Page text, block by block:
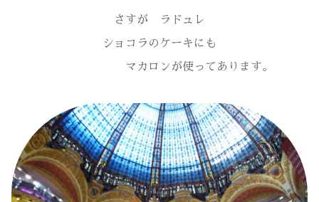
さすが ラドュレ
ショコラのケーキにも
マカロンが使ってあります。